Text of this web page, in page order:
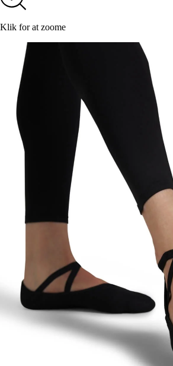
Klik for at zoome